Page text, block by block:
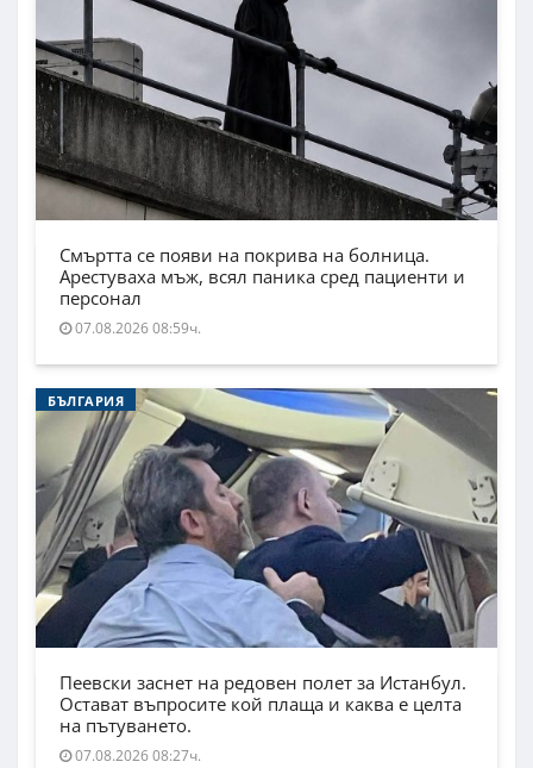
Смъртта се появи на покрива на болница.
Арестуваха мъж, всял паника сред пациенти и
персонал
07.08.2026 08:59ч.
БЪЛГАРИЯ
Пеевски заснет на редовен полет за Истанбул.
Остават въпросите кой плаща и каква е целта
на пътуването.
07.08.2026 08:27ч.